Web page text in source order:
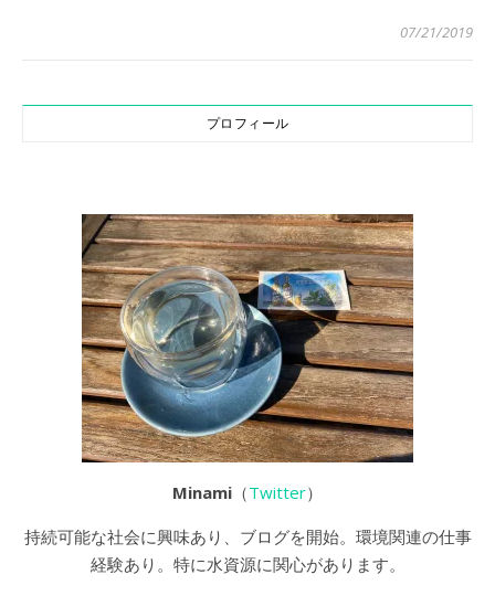
07/21/2019
プロフィール
Minami （Twitter）
持続可能な社会に興味あり、ブログを開始。環境関連の仕事
経験あり。特に水資源に関心があります。